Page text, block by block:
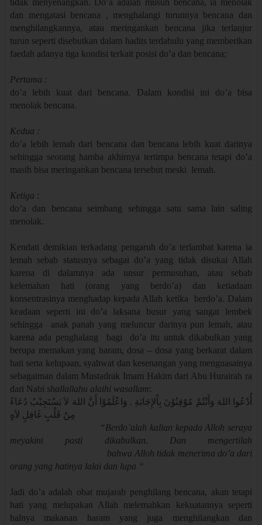
dan mengatasi bencana , menghalangi turunnya bencana dan
menghilangkannya, atau meringankan bencana jika terlanjur
turun seperti disebutkan dalam hadits terdahulu yang memberikan
faedah adanya tiga kondisi terkait posisi do’a dan bencana;
Pertama :
do’a lebih kuat dari bencana. Dalam kondisi ini do’a bisa
menolak bencana.
Kedua :
do’a lebih lemah dari bencana dan bencana lebih kuat darinya
sehingga seorang hamba akhirnya tertimpa bencana tetapi do’a
masih bisa meringankan bencana tersebut meski lemah.
Ketiga :
do’a dan bencana seimbang sehingga satu sama lain saling
menolak.
Kendati demikian terkadang pengaruh do’a terlambat karena ia
lemah sebab statusnya sebagai do’a yang tidak disukai Allah
karena di dalamnya ada unsur permusuhan, atau sebab
kelemahan hati (orang yang berdo’a) dan ketiadaan
konsentrasinya menghadap kepada Allah ketika berdo’a. Dalam
keadaan seperti ini do’a laksana busur yang sangat lembek
sehingga anak panah yang meluncur darinya pun lemah, atau
karena ada penghalang bagi do’a itu untuk dikabulkan yang
berupa memakan yang haram, dosa – dosa yang berkarat dalam
hati serta kelupaan, syahwat dan kesenangan yang menguasainya
sebagaiman dalam Mustadrak Imam Hakim dari Abu Hurairah ra
dari Nabi shallallahu alaihi wasallam:
أُدْعُوا اللهَ وَأَنْتُمْ مُوْقِنُوْنَ بِاْلإِجَابَةِ . وَاعْلَمُوْا أَنَّ اللهَ لاَ يَسْتَجِيْبُ دُعَاءً
مِنْ قَلْبٍ غَافِلٍ لاَهٍ
“Berdo’alah kalian kepada Alloh seraya
meyakini pasti dikabulkan. Dan mengertilah
bahwa Alloh tidak menerima do’a dari
orang yang hatinya lalai dan lupa “
Jadi do’a adalah obat mujarab penghilang bencana, akan tetapi
hati yang melupakan Allah melemahkan kekuatannya seperti
halnya makanan haram yang juga menghilangkan dan